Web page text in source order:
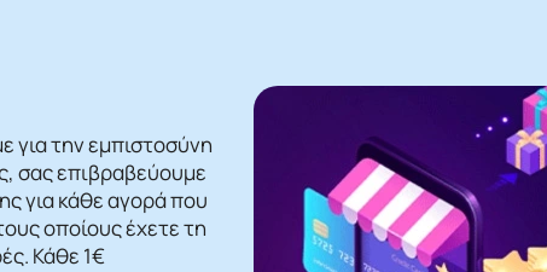
για την εμπιστοσύνη
σας επιβραβεύουμε
για κάθε αγορά που
οποίους έχετε τη
Κάθε 1€